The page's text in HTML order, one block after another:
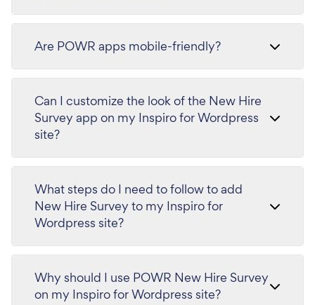
Are POWR apps mobile-friendly?
Can I customize the look of the New Hire
Survey app on my Inspiro for Wordpress
site?
What steps do I need to follow to add
New Hire Survey to my Inspiro for
Wordpress site?
Why should I use POWR New Hire Survey
on my Inspiro for Wordpress site?